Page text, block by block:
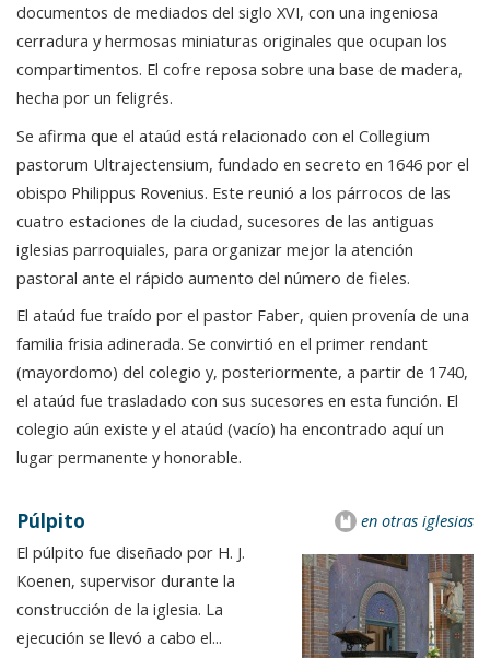
documentos de mediados del siglo XVI, con una ingeniosa
cerradura y hermosas miniaturas originales que ocupan los
compartimentos. El cofre reposa sobre una base de madera,
hecha por un feligrés.
Se afirma que el ataúd está relacionado con el Collegium
pastorum Ultrajectensium, fundado en secreto en 1646 por el
obispo Philippus Rovenius. Este reunió a los párrocos de las
cuatro estaciones de la ciudad, sucesores de las antiguas
iglesias parroquiales, para organizar mejor la atención
pastoral ante el rápido aumento del número de fieles.
El ataúd fue traído por el pastor Faber, quien provenía de una
familia frisia adinerada. Se convirtió en el primer rendant
(mayordomo) del colegio y, posteriormente, a partir de 1740,
el ataúd fue trasladado con sus sucesores en esta función. El
colegio aún existe y el ataúd (vacío) ha encontrado aquí un
lugar permanente y honorable.
en otras iglesias
Púlpito
El púlpito fue diseñado por H. J.
Koenen, supervisor durante la
construcción de la iglesia. La
ejecución se llevó a cabo el...